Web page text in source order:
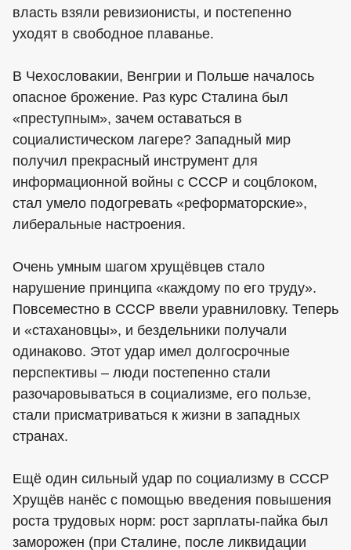
власть взяли ревизионисты, и постепенно
уходят в свободное плаванье.
В Чехословакии, Венгрии и Польше началось
опасное брожение. Раз курс Сталина был
«преступным», зачем оставаться в
социалистическом лагере? Западный мир
получил прекрасный инструмент для
информационной войны с СССР и соцблоком,
стал умело подогревать «реформаторские»,
либеральные настроения.
Очень умным шагом хрущёвцев стало
нарушение принципа «каждому по его труду».
Повсеместно в СССР ввели уравниловку. Теперь
и «стахановцы», и бездельники получали
одинаково. Этот удар имел долгосрочные
перспективы – люди постепенно стали
разочаровываться в социализме, его пользе,
стали присматриваться к жизни в западных
странах.
Ещё один сильный удар по социализму в СССР
Хрущёв нанёс с помощью введения повышения
роста трудовых норм: рост зарплаты-пайка был
заморожен (при Сталине, после ликвидации